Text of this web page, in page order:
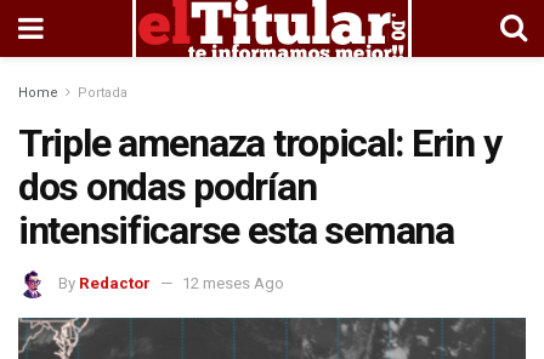
Home Portada
Triple amenaza tropical: Erin y
dos ondas podrían
intensificarse esta semana
By Redactor 12 meses Ago